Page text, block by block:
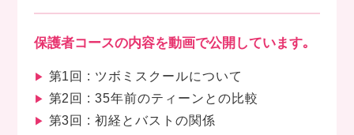
保護者コースの内容を動画で公開しています｡
▶ 第1回 : ツボミスクールについて
▶ 第2回 : 35年前のティーンとの比較
▶ 第3回 : 初経とバストの関係